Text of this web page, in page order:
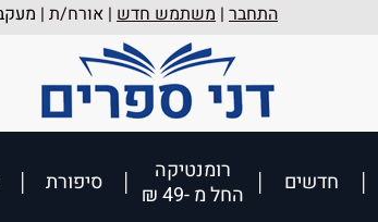
התחבר | משתמש חדש | אורח/ת |
חדשים
רומנטיקה
החל מ -49 ₪
סיפורת